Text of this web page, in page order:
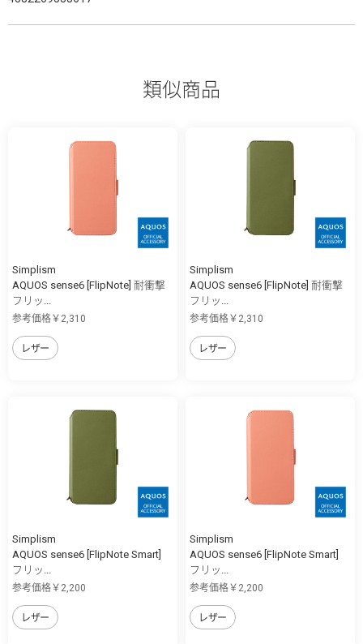
類似商品
Simplism
AQUOS sense6 [FlipNote] 耐衝撃
フリッ...
参考価格￥2,310
レザー
Simplism
AQUOS sense6 [FlipNote] 耐衝撃
フリッ...
参考価格￥2,310
レザー
Simplism
AQUOS sense6 [FlipNote Smart]
フリッ...
参考価格￥2,200
レザー
Simplism
AQUOS sense6 [FlipNote Smart]
フリッ...
参考価格￥2,200
レザー